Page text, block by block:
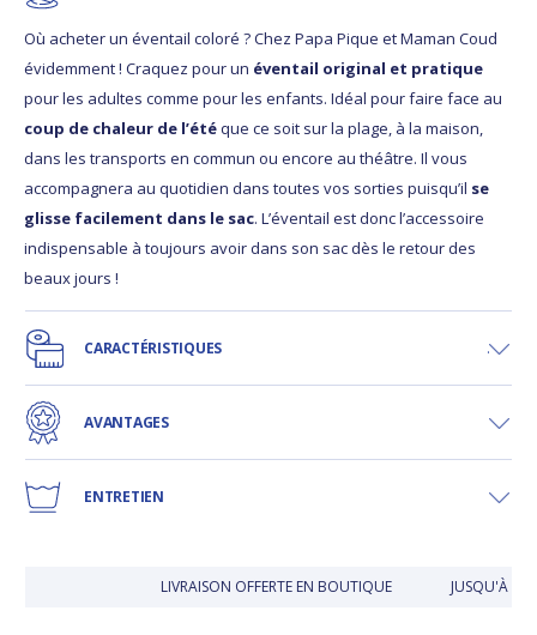
Où acheter un éventail coloré ? Chez Papa Pique et Maman Coud
évidemment ! Craquez pour un éventail original et pratique
pour les adultes comme pour les enfants. Idéal pour faire face au
coup de chaleur de l’étéque ce soit sur la plage, à la maison,
dans les transports en commun ou encore au théâtre. Il vous
accompagnera au quotidien dans toutes vos sorties puisqu’il se
glisse facilement dans le sac. L’éventail est donc l’accessoire
indispensable à toujours avoir dans son sac dès le retour des
beaux jours !
CARACTÉRISTIQUES
AVANTAGES
ENTRETIEN
LIVRAISON OFFERTE EN BOUTIQUE JUSQU'À 30